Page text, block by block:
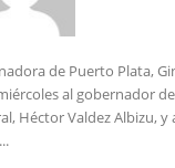
de Puerto Plata,
al gobernador
Héctor Valdez Albizu,